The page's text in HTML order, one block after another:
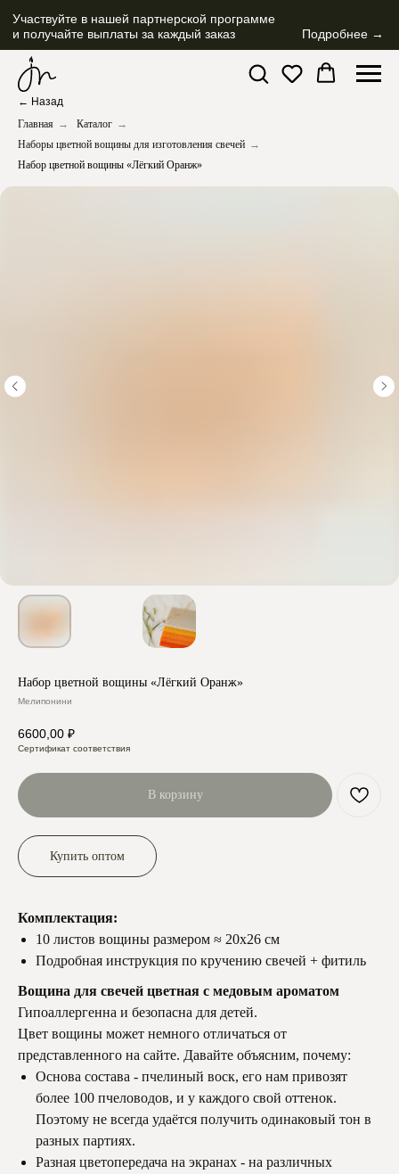
Участвуйте в нашей партнерской программе
и получайте выплаты за каждый заказ Подробнее →
← Назад
Главная → Каталог →
Наборы цветной вощины для изготовления свечей →
Набор цветной вощины «Лёгкий Оранж»
Набор цветной вощины «Лёгкий Оранж»
Мелипонини
6600,00 ₽
Сертификат соответствия
В корзину
Купить оптом
Комплектация:
10 листов вощины размером ≈ 20х26 см
Подробная инструкция по кручению свечей + фитиль
Вощина для свечей цветная с медовым ароматом
Гипоаллергенна и безопасна для детей.
Цвет вощины может немного отличаться от
представленного на сайте. Давайте объясним, почему:
Основа состава - пчелиный воск, его нам привозят
более 100 пчеловодов, и у каждого свой оттенок.
Поэтому не всегда удаётся получить одинаковый тон в
разных партиях.
Разная цветопередача на экранах - на различных